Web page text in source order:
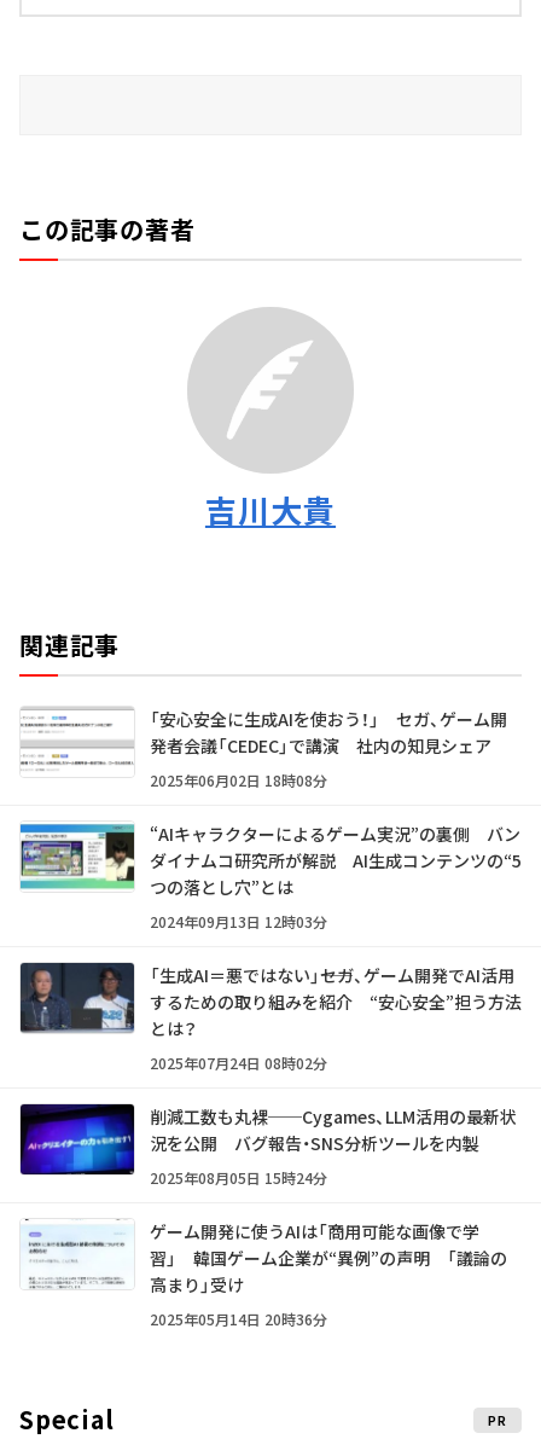
この記事の著者
吉川大貴
関連記事
「安心安全に生成AIを使おう！」 セガ、ゲーム開
発者会議「CEDEC」で講演 社内の知見シェア
2025年06月02日 18時08分
“AIキャラクターによるゲーム実況”の裏側 バン
ダイナムコ研究所が解説 AI生成コンテンツの“5
つの落とし穴”とは
2024年09月13日 12時03分
「生成AI＝悪ではない」――セガ、ゲーム開発でAI活用
するための取り組みを紹介 “安心安全”担う方法
とは？
2025年07月24日 08時02分
削減工数も丸裸──Cygames、LLM活用の最新状
況を公開 バグ報告・SNS分析ツールを内製
2025年08月05日 15時24分
ゲーム開発に使うAIは「商用可能な画像で学
習」 韓国ゲーム企業が“異例”の声明 「議論の
高まり」受け
2025年05月14日 20時36分
Special PR